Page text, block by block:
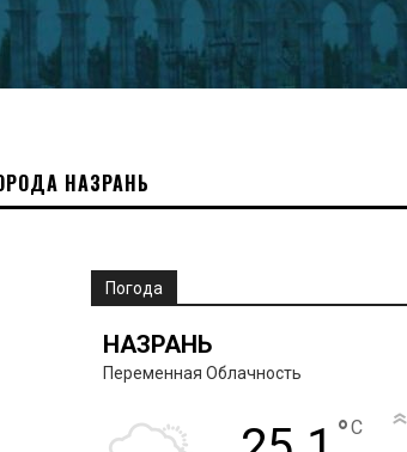
НАЗРАНЬ
Погода
НАЗРАНЬ
Переменная Облачность
°C